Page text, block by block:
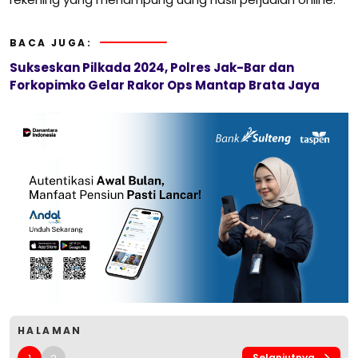
BACA JUGA:
Sukseskan Pilkada 2024, Polres Jak-Bar dan
Forkopimko Gelar Rakor Ops Mantap Brata Jaya
HALAMAN